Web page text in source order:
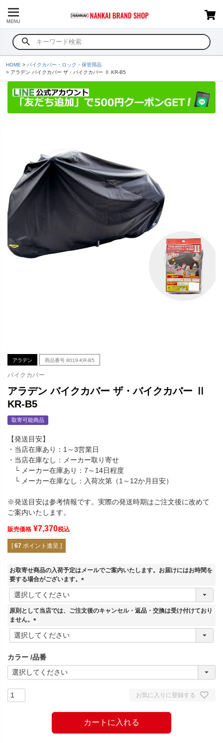
MENU
HOME
バイクカバー・ロック・保管用品
アラデン バイクカバー ザ・バイクカバー Ⅱ KR-B5
アラデン 商品番号 8019-KR-B5
バイクカバー
アラデン バイクカバー ザ・バイクカバー Ⅱ
KR-B5
取寄可能商品
【発送目安】
・当店在庫あり：1～3営業日
・当店在庫なし：メーカー取り寄せ
└ メーカー在庫あり：7～14日程度
└ メーカー在庫なし：入荷次第（1～12か月目安）
※発送目安は参考情報です。実際の発送時期はご注文後に改めて
ご案内いたします。
販売価格 ¥7,370税込
[ 67 ポイント進呈 ]
お取寄せ商品の入荷予定はメールでご案内いたします。お届けにはお時間を
要する場合がございます。
(
須
原則として当店では、ご注文後のキャンセル・返品・交換は受け付けており
ません。
(
必
)
カラー 品番
お気に入りに登録する
カートに入れる